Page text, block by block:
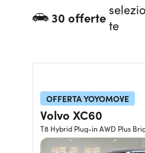
30 offertete
OFFERTA YOYOMOVE
Volvo XC60
T8 Hybrid Plug-in AWD Plus